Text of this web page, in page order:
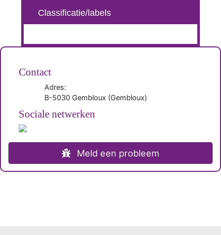
Contact
Adres:
B-5030 Gembloux (Gembloux)
Sociale netwerken
Meld een probleem
Classificatie/labels